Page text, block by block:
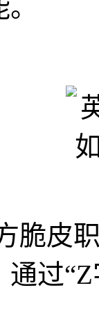
脆皮
过